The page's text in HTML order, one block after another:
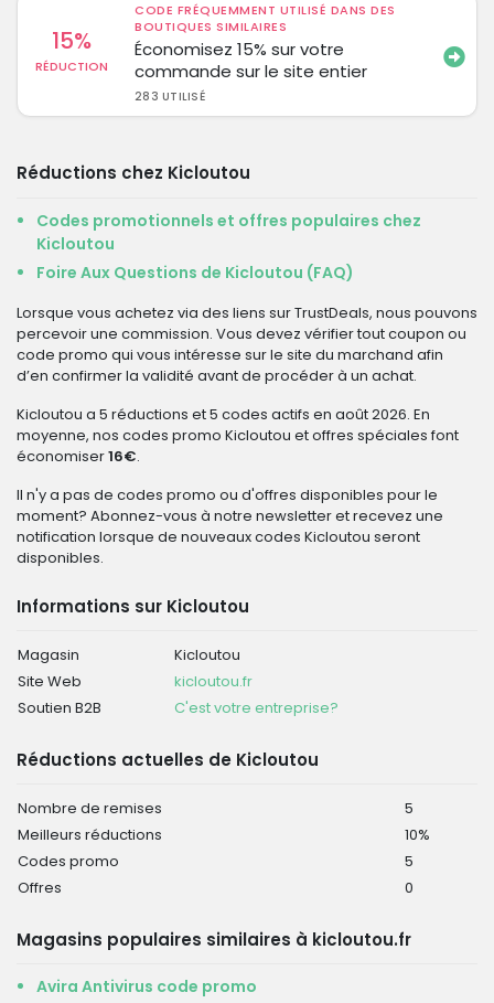
15%
RÉDUCTION
CODE FRÉQUEMMENT UTILISÉ DANS DES
BOUTIQUES SIMILAIRES
Économisez 15% sur votre
commande sur le site entier
283 UTILISÉ
Réductions chez Kicloutou
Codes promotionnels et offres populaires chez
Kicloutou
Foire Aux Questions de Kicloutou (FAQ)
Lorsque vous achetez via des liens sur TrustDeals, nous pouvons
percevoir une commission. Vous devez vérifier tout coupon ou
code promo qui vous intéresse sur le site du marchand afin
d’en confirmer la validité avant de procéder à un achat.
Kicloutou a 5 réductions et 5 codes actifs en août 2026. En
moyenne, nos codes promo Kicloutou et offres spéciales font
économiser16€.
Il n'y a pas de codes promo ou d'offres disponibles pour le
moment? Abonnez-vous à notre newsletter et recevez une
notification lorsque de nouveaux codes Kicloutou seront
disponibles.
Informations sur Kicloutou
Magasin
Kicloutou
Site Web
kicloutou.fr
Soutien B2B
C'est votre entreprise?
Réductions actuelles de Kicloutou
Nombre de remises
5
Meilleurs réductions
10%
Codes promo
5
Offres
0
Magasins populaires similaires à kicloutou.fr
Avira Antivirus code promo